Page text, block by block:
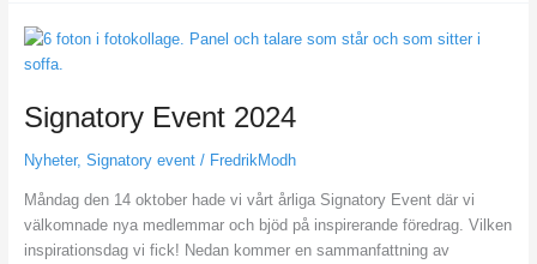
Signatory Event 2024
Nyheter, Signatory event/ FredrikModh
Måndag den 14 oktober hade vi vårt årliga Signatory Event där vi
välkomnade nya medlemmar och bjöd på inspirerande föredrag. Vilken
inspirationsdag vi fick! Nedan kommer en sammanfattning av
Signatory
Event